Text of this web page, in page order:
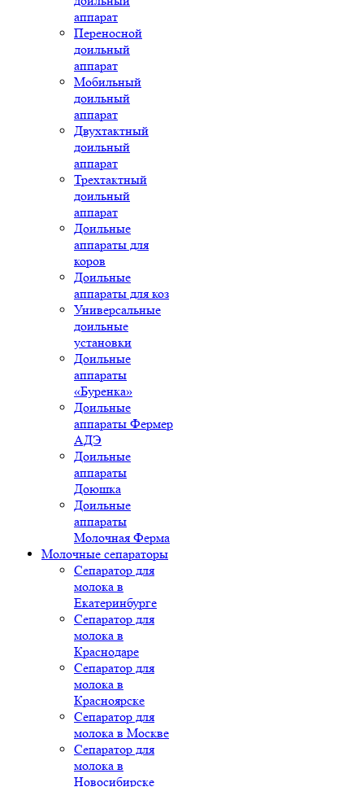
аппарат
Переносной
доильный
аппарат
Мобильный
доильный
аппарат
Двухтактный
доильный
аппарат
Трехтактный
доильный
аппарат
Доильные
аппараты для
коров
Доильные
аппараты для коз
Универсальные
доильные
установки
Доильные
аппараты
«Буренка»
Доильные
аппараты Фермер
АДЭ
Доильные
аппараты
Доюшка
Доильные
аппараты
Молочная Ферма
Молочные сепараторы
Сепаратор для
молока в
Екатеринбурге
Сепаратор для
молока в
Краснодаре
Сепаратор для
молока в
Красноярске
Сепаратор для
молока в Москве
Сепаратор для
молока в
Новосибирске